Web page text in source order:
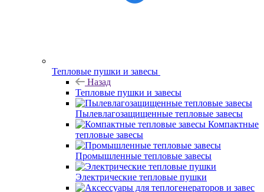
Тепловые пушки и завесы
Назад
Тепловые пушки и завесы
Пылевлагозащищенные тепловые завесы
Компактные
тепловые завесы
Промышленные тепловые завесы
Электрические тепловые пушки